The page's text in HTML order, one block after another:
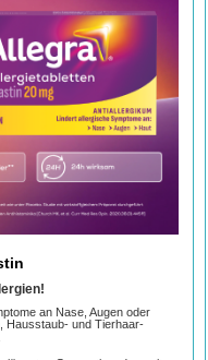
an Nase, Augen oder
Hausstaub- und Tierhaar-